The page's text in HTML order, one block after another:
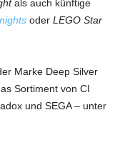
als auch künftige
oder LEGO Star
Marke Deep Silver
Sortiment von CI
und SEGA – unter